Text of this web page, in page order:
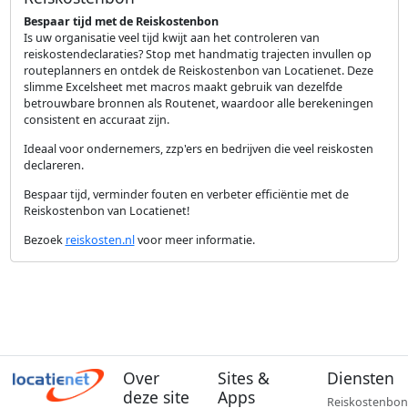
Bespaar tijd met de Reiskostenbon
Is uw organisatie veel tijd kwijt aan het controleren van
reiskostendeclaraties? Stop met handmatig trajecten invullen op
routeplanners en ontdek de Reiskostenbon van Locatienet. Deze
slimme Excelsheet met macros maakt gebruik van dezelfde
betrouwbare bronnen als Routenet, waardoor alle berekeningen
consistent en accuraat zijn.
Ideaal voor ondernemers, zzp'ers en bedrijven die veel reiskosten
declareren.
Bespaar tijd, verminder fouten en verbeter efficiëntie met de
Reiskostenbon van Locatienet!
Bezoek reiskosten.nlvoor meer informatie.
Over
deze site
Sites &
Apps
Diensten
Reiskostenbon